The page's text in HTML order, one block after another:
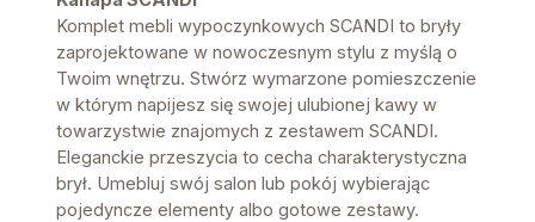
Komplet mebli wypoczynkowych SCANDI to bryły
zaprojektowane w nowoczesnym stylu z myślą o
Twoim wnętrzu. Stwórz wymarzone pomieszczenie
w którym napijesz się swojej ulubionej kawy w
towarzystwie znajomych z zestawem SCANDI.
Eleganckie przeszycia to cecha charakterystyczna
brył. Umebluj swój salon lub pokój wybierając
pojedyncze elementy albo gotowe zestawy.